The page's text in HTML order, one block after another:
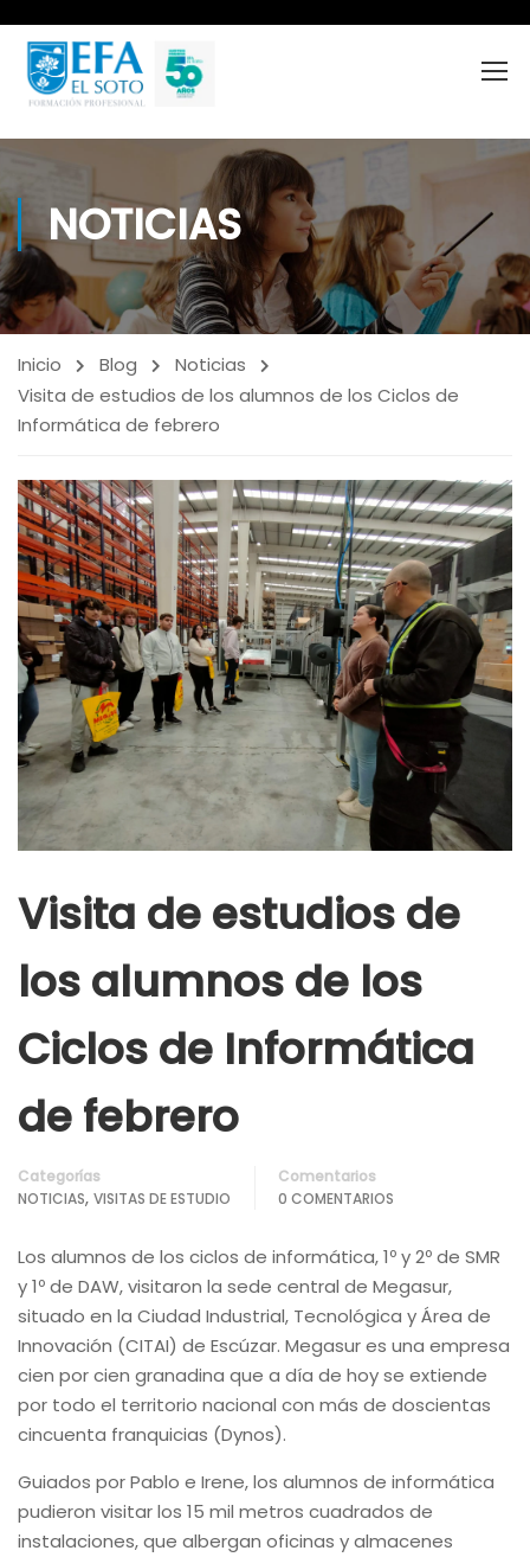
NOTICIAS
Inicio Blog
Noticias
Visita de estudios de los alumnos de los Ciclos de
Informática de febrero
Visita de estudios de
los alumnos de los
Ciclos de Informática
de febrero
Categorías
NOTICIAS, VISITAS DE ESTUDIO
Comentarios
0 COMENTARIOS
Los alumnos de los ciclos de informática, 1º y 2º de SMR
y 1º de DAW, visitaron la sede central de Megasur,
situado en la Ciudad Industrial, Tecnológica y Área de
Innovación (CITAI) de Escúzar. Megasur es una empresa
cien por cien granadina que a día de hoy se extiende
por todo el territorio nacional con más de doscientas
cincuenta franquicias (Dynos).
Guiados por Pablo e Irene, los alumnos de informática
pudieron visitar los 15 mil metros cuadrados de
instalaciones, que albergan oficinas y almacenes